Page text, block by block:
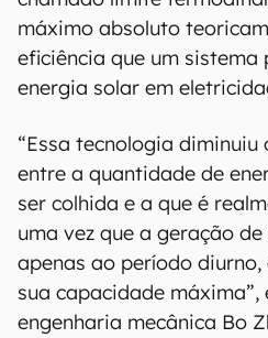
máximo absoluto
eficiência que um
energia solar em
“Essa tecnologia
entre a quantidade de
ser colhida e a que é
uma vez que a geração
apenas ao período
sua capacidade
engenharia mecânica Bo